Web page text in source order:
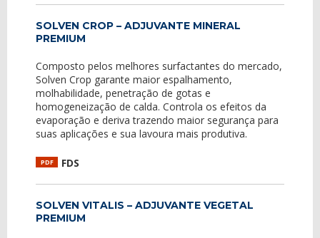
SOLVEN CROP – ADJUVANTE MINERAL
PREMIUM
Composto pelos melhores surfactantes do mercado,
Solven Crop garante maior espalhamento,
molhabilidade, penetração de gotas e
homogeneização de calda. Controla os efeitos da
evaporação e deriva trazendo maior segurança para
suas aplicações e sua lavoura mais produtiva.
PDF FDS
SOLVEN VITALIS – ADJUVANTE VEGETAL
PREMIUM